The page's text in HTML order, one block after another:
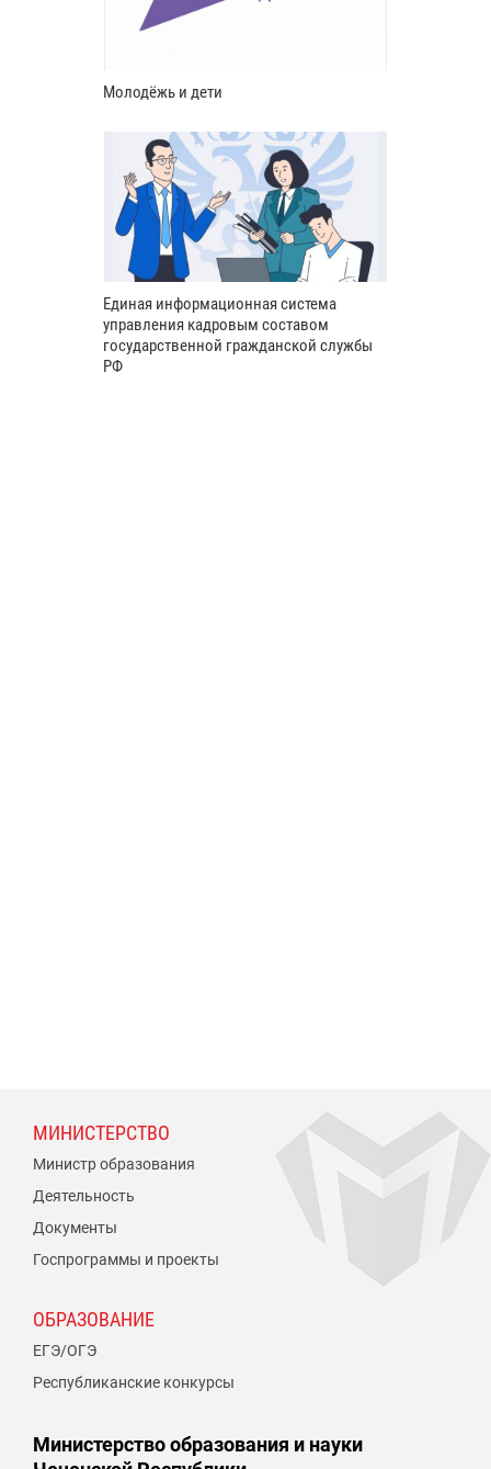
Молодёжь и дети
Единая информационная система
управления кадровым составом
государственной гражданской службы
РФ
МИНИСТЕРСТВО
Министр образования
Деятельность
Документы
Госпрограммы и проекты
ОБРАЗОВАНИЕ
ЕГЭ/ОГЭ
Республиканские конкурсы
Министерство образования и науки